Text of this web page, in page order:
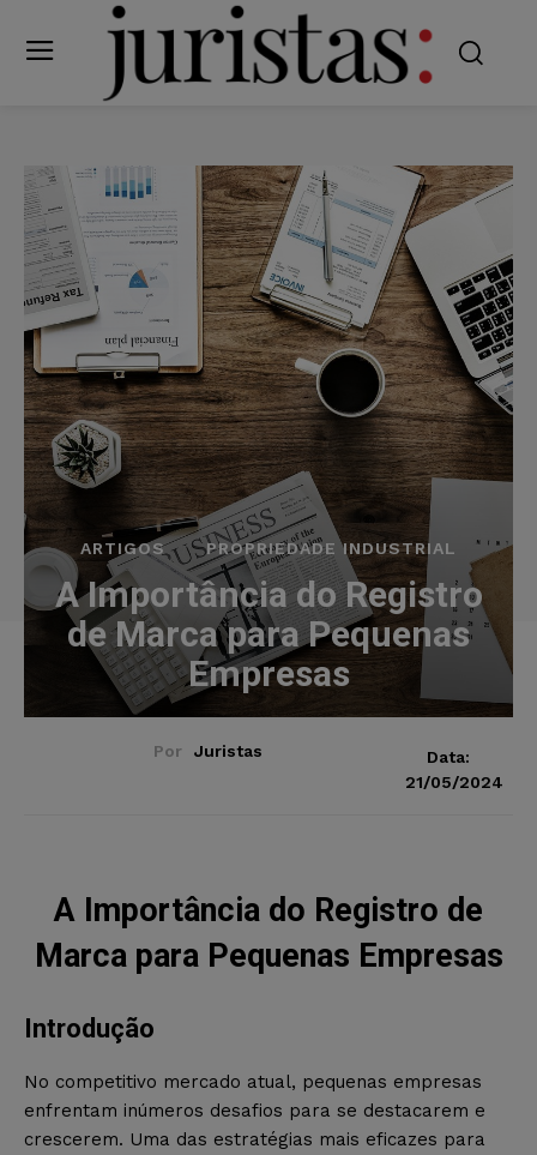
ARTIGOS PROPRIEDADE INDUSTRIAL
A Importância do Registro
de Marca para Pequenas
Empresas
Por Juristas
Data:
21/05/2024
A Importância do Registro de
Marca para Pequenas Empresas
Introdução
No competitivo mercado atual, pequenas empresas
enfrentam inúmeros desafios para se destacarem e
crescerem. Uma das estratégias mais eficazes para